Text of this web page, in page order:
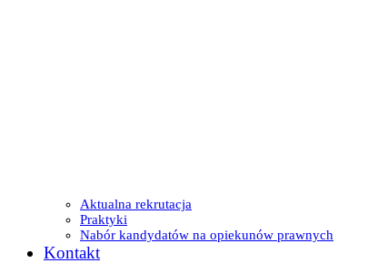
Aktualna rekrutacja
Praktyki
Nabór kandydatów na opiekunów prawnych
Kontakt